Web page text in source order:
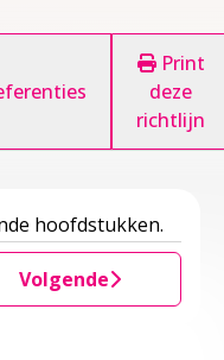
Print
deze
richtlijn
hoofdstukken.
Volgende